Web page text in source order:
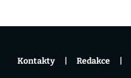
Kontakty Redakce